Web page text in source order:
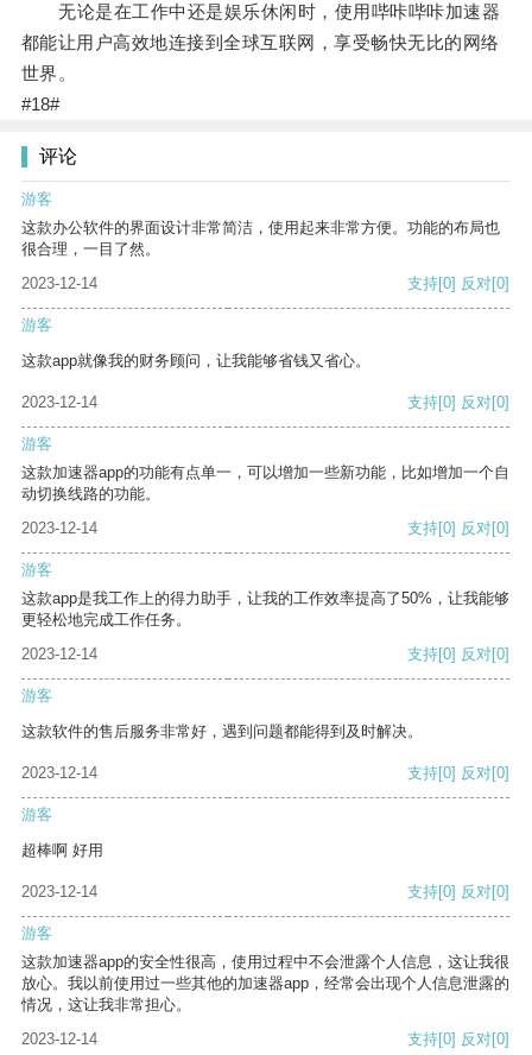
无论是在工作中还是娱乐休闲时，使用哔咔哔咔加速器
都能让用户高效地连接到全球互联网，享受畅快无比的网络
世界。
#18#
评论
游客
这款办公软件的界面设计非常简洁，使用起来非常方便。功能的布局也
很合理，一目了然。
2023-12-14
支持[0] 反对[0]
游客
这款app就像我的财务顾问，让我能够省钱又省心。
2023-12-14 支持[0] 反对[0]
游客
这款加速器app的功能有点单一，可以增加一些新功能，比如增加一个自
动切换线路的功能。
2023-12-14
支持[0] 反对[0]
游客
这款app是我工作上的得力助手，让我的工作效率提高了50%，让我能够
更轻松地完成工作任务。
2023-12-14
支持[0] 反对[0]
游客
这款软件的售后服务非常好，遇到问题都能得到及时解决。
2023-12-14 支持[0] 反对[0]
游客
超棒啊 好用
2023-12-14 支持[0] 反对[0]
游客
这款加速器app的安全性很高，使用过程中不会泄露个人信息，这让我很
放心。我以前使用过一些其他的加速器app，经常会出现个人信息泄露的
情况，这让我非常担心。
2023-12-14
支持[0] 反对[0]